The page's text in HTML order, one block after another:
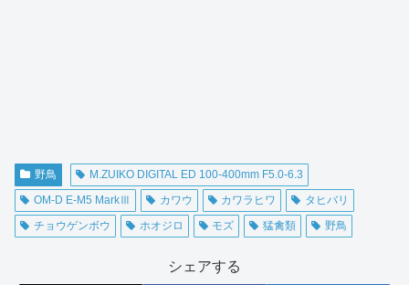
野鳥
M.ZUIKO DIGITAL ED 100-400mm F5.0-6.3
OM-D E-M5 MarkⅢ
カワウ カワラヒワ
タヒバリ
チョウゲンボウ
ホオジロ モズ 猛禽類 野鳥
シェアする